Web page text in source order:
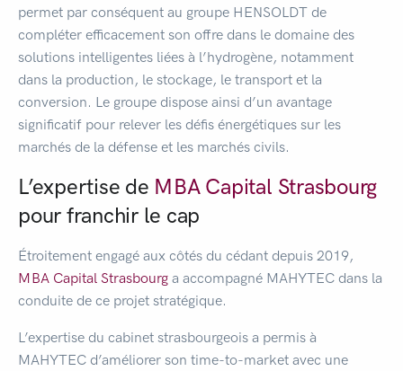
permet par conséquent au groupe HENSOLDT de
compléter efficacement son offre dans le domaine des
solutions intelligentes liées à l’hydrogène, notamment
dans la production, le stockage, le transport et la
conversion. Le groupe dispose ainsi d’un avantage
significatif pour relever les défis énergétiques sur les
marchés de la défense et les marchés civils.
L’expertise de MBA Capital Strasbourg
pour franchir le cap
Étroitement engagé aux côtés du cédant depuis 2019,
MBA Capital Strasbourg a accompagné MAHYTEC dans la
conduite de ce projet stratégique.
L’expertise du cabinet strasbourgeois a permis à
MAHYTEC d’améliorer son time-to-market avec une